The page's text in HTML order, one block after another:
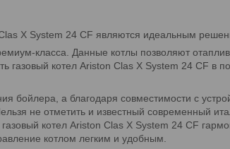
X System 24 СF являются идеальным
класса. Данные котлы позволяют
газовый котел Ariston Clas X System 24 СF в
бойлера, а благодаря совместимости с
не отметить и известный современный
котел Ariston Clas X System 24 СF
котлом легким и удобным.